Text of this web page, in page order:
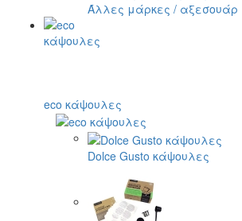
Άλλες μάρκες / αξεσουάρ
eco κάψουλες
Dolce Gusto κάψουλες